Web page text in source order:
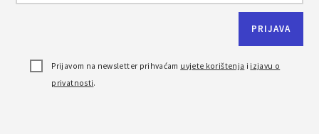
Prijavom na newsletter prihvaćam uvjete korištenja i izjavu o
privatnosti.